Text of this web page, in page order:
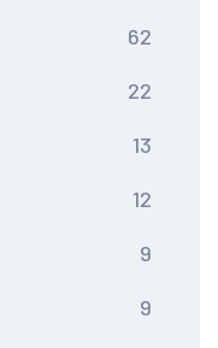
62
22
13
12
9
9